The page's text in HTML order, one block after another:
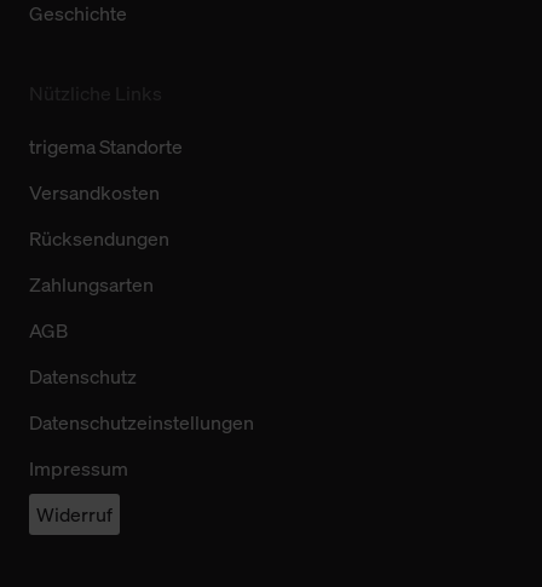
Geschichte
trigema Standorte
Versandkosten
Rücksendungen
Zahlungsarten
AGB
Datenschutz
Datenschutzeinstellungen
Impressum
Widerruf